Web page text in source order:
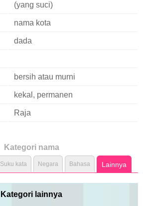
(yang suci)
nama kota
dada
bersih atau murni
kekal, permanen
Raja
Kategori nama
Suku kata Negara Bahasa Lainnya
Kategori lainnya